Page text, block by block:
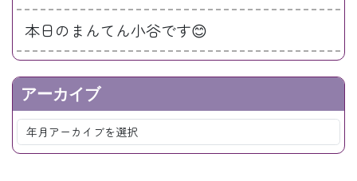
本日のまんてん小谷です😊
アーカイブ